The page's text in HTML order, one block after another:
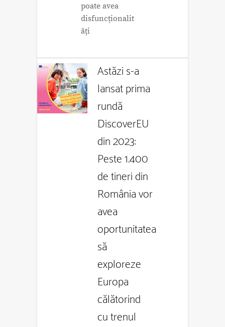
poate avea
disfuncționalit
ăți
Astăzi s-a
lansat prima
rundă
DiscoverEU
din 2023:
Peste 1.400
de tineri din
România vor
avea
oportunitatea
să
exploreze
Europa
călătorind
cu trenul